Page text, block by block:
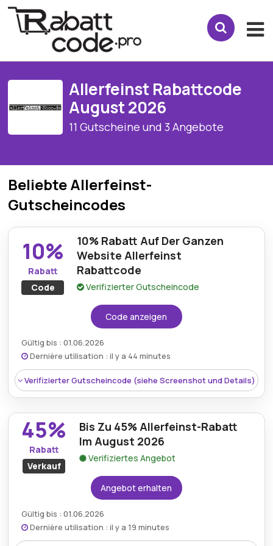
Allerfeinst Rabattcode
August 2026
11 Gutscheine und 3 Angebote
Beliebte Allerfeinst-
Gutscheincodes
10%
Rabatt
Code
10% Rabatt Auf Der Ganzen
Website Allerfeinst
Rabattcode
Verifizierter Gutscheincode
Code anzeigen
Gültig bis : 01.06.2026
Dernière utilisation : il y a 44 minutes
Verifizierter Gutscheincode (siehe Screenshot und Details)
45%
Rabatt
Verkauf
Bis Zu 45% Allerfeinst-Rabatt
Im August 2026
Verifiziertes Angebot
Angebot erhalten
Gültig bis : 01.06.2026
Dernière utilisation : il y a 19 minutes